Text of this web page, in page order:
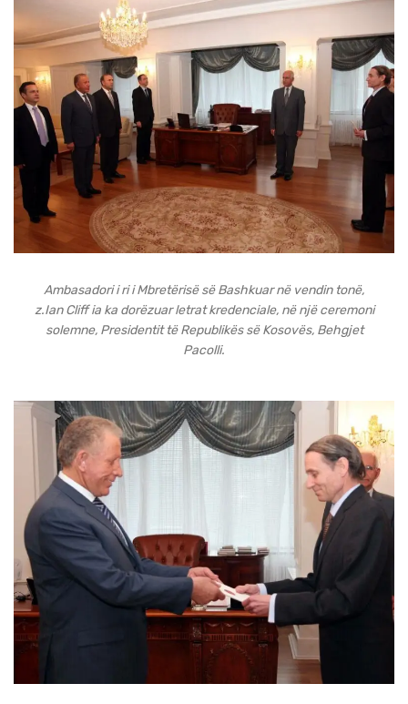
Ambasadori i ri i Mbretërisë së Bashkuar në vendin tonë,
z.Ian Cliff ia ka dorëzuar letrat kredenciale, në një ceremoni
solemne, Presidentit të Republikës së Kosovës, Behgjet
Pacolli.